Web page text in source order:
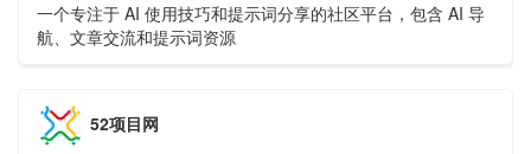
一个专注于 AI 使用技巧和提示词分享的社区平台，包含 AI 导
航、文章交流和提示词资源
52项目网